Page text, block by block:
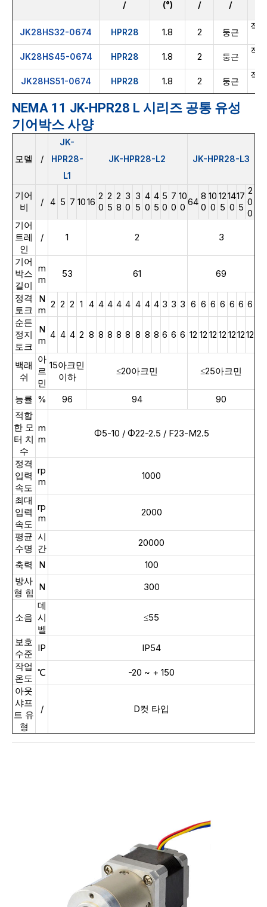
/ (°) / /
JK28HS32-0674 HPR28 1.8 2 둥근
직
JK28HS45-0674 HPR28 1.8 2 둥근
직
JK28HS51-0674 HPR28 1.8 2 둥근
직
NEMA 11 JK-HPR28 L 시리즈 공통 유성
기어박스 사양
모델 /
JK-
HPR28-
L1
JK-HPR28-L2 JK-HPR28-L3
기어
비
/ 4 5 7 1016
2
0
2
5
2
8
3
0
3
5
4
0
4
5
5
0
7
0
10
0 64
8
0
10
0
12
5
14
0
17
5
2
0
0
기어
트레
인
/ 1 2 3
기어
박스
길이
m
m
53 61 69
정격
토크
N
m
2 2 2 1 4 4 4 4 4 4 4 4 3 3 3 6 6 6 6 6 6 6
순든
정지
토크
N
m
4 4 4 2 8 8 8 8 8 8 8 8 6 6 6 12 12 12 12 121212
백래
쉬
아
르
민
15아크민
이하
≤20아크민 ≤25아크민
능률 % 96 94
90
적합
한 모
터 치
수
m
m
Φ5-10 / Φ22-2.5 / F23-M2.5
정격
입력
속도
rp
m
1000
최대
입력
속도
rp
m
2000
평균
수명
시
간
20000
축력
N
100
방사
형 힘
N 300
소음
데
시
벨
≤55
보호
수준
IP
IP54
작업
온도
℃
-20 ~ + 150
아웃
샤프
트 유
형
/ D컷 타입